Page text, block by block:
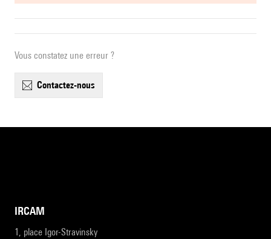
Vous constatez une erreur ?
contactez-nous
IRCAM
1, place Igor-Stravinsky